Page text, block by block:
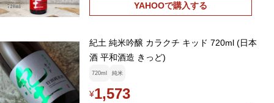
YAHOOで購入する
紀土 純米吟醸 カラクチ キッド 720ml (日本
酒 平和酒造 きっど)
720ml 純米
¥1,573